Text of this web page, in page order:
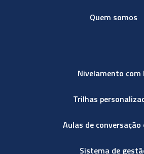
Quem somos
Nivelamento com
Trilhas
Aulas de conversação
Sistema de